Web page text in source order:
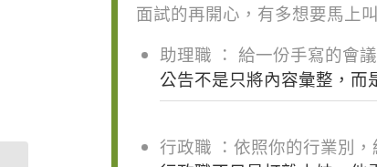
面試的再開心，有多想要馬上
助理職 ： 給一份手寫的會
公告不是只將內容彙整，
行政職 ：依照你的行業別